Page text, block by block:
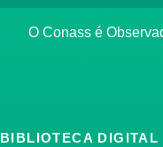
O Conass é
BIBLIOTECA DIGITAL